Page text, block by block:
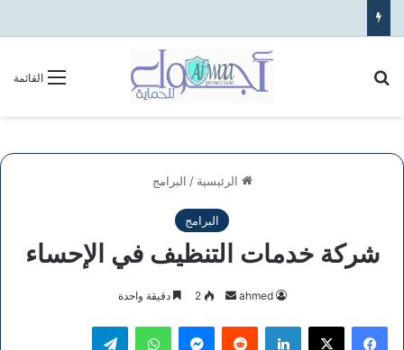
القائمة
الرئيسية / البرامج
البرامج
شركة خدمات التنظيف في الإحساء
ahmed
أرسل
إلكترونيا
2 دقيقة واحدة
فيسبوك ‫X لينكدإن ماسنجر واتساب تيلقرام